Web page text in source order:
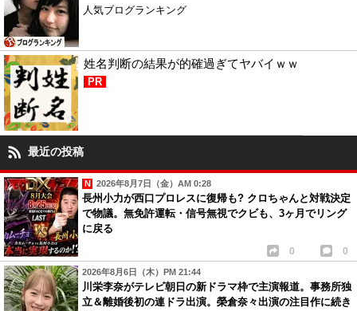
人気ブログランキング
姓名判断の結果が的確過ぎてヤバイｗｗ
PR
最近の投稿
2026年8月7日（金）AM 0:28
長州小力が西口プロレスに復帰も? クロちゃんと対戦決定
で物議。無免許運転・信号無視でクビも、3ヶ月でリング
に戻る
0 0
2026年8月6日（木）PM 21:44
川栄李奈がテレビ朝日の新ドラマ枠で主演報道。事務所独
立＆離婚後初の連ドラ出演。榮倉奈々出演の注目作に続き